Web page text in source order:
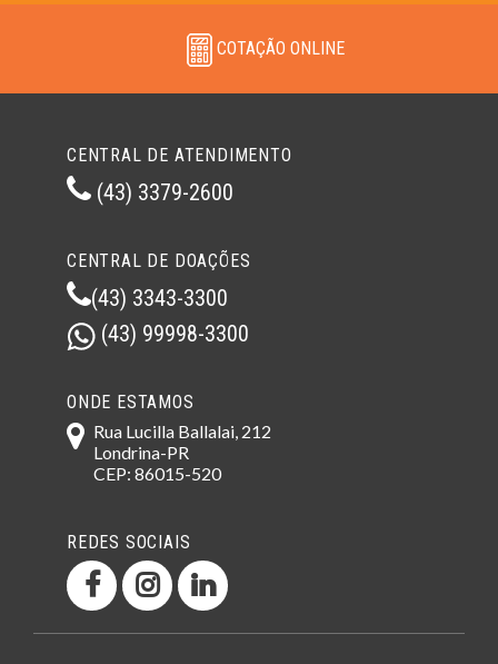
COTAÇÃO ONLINE
CENTRAL DE ATENDIMENTO
(43) 3379-2600
CENTRAL DE DOAÇÕES
(43) 3343-3300
(43) 99998-3300
ONDE ESTAMOS
Rua Lucilla Ballalai, 212
Londrina-PR
CEP: 86015-520
REDES SOCIAIS